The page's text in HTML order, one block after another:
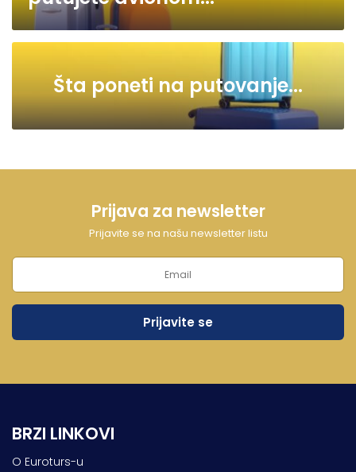
Šta poneti na putovanje...
Prijava za newsletter
Prijavite se na našu newsletter listu
BRZI LINKOVI
O Euroturs-u